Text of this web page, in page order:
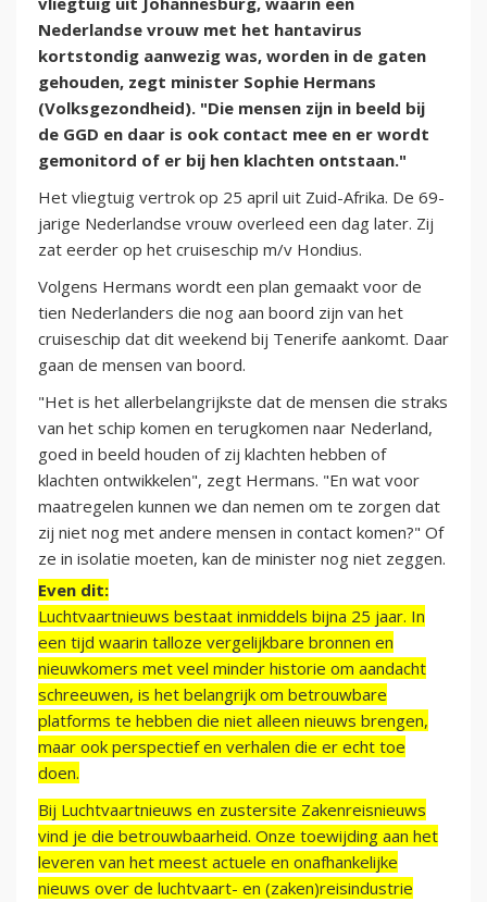
Nederlandse vrouw met het hantavirus
kortstondig aanwezig was, worden in de gaten
gehouden, zegt minister Sophie Hermans
(Volksgezondheid). "Die mensen zijn in beeld bij
de GGD en daar is ook contact mee en er wordt
gemonitord of er bij hen klachten ontstaan."
Het vliegtuig vertrok op 25 april uit Zuid-Afrika. De 69-
jarige Nederlandse vrouw overleed een dag later. Zij
zat eerder op het cruiseschip m/v Hondius.
Volgens Hermans wordt een plan gemaakt voor de
tien Nederlanders die nog aan boord zijn van het
cruiseschip dat dit weekend bij Tenerife aankomt. Daar
gaan de mensen van boord.
"Het is het allerbelangrijkste dat de mensen die straks
van het schip komen en terugkomen naar Nederland,
goed in beeld houden of zij klachten hebben of
klachten ontwikkelen", zegt Hermans. "En wat voor
maatregelen kunnen we dan nemen om te zorgen dat
zij niet nog met andere mensen in contact komen?" Of
ze in isolatie moeten, kan de minister nog niet zeggen.
Even dit:
Luchtvaartnieuws bestaat inmiddels bijna 25 jaar. In
een tijd waarin talloze vergelijkbare bronnen en
nieuwkomers met veel minder historie om aandacht
schreeuwen, is het belangrijk om betrouwbare
platforms te hebben die niet alleen nieuws brengen,
maar ook perspectief en verhalen die er echt toe
doen.
Bij Luchtvaartnieuws en zustersite Zakenreisnieuws
vind je die betrouwbaarheid. Onze toewijding aan het
leveren van het meest actuele en onafhankelijke
nieuws over de luchtvaart- en (zaken)reisindustrie